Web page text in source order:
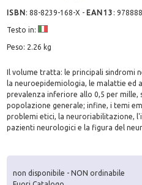
ISBN:88-8239-168-X - EAN13 :
Testo in:
Peso: 2.26 kg
Il volume tratta: le principali sindromi
la neuroepidemiologia, le malattie ed
prevalenza inferiore allo 0,5 per mille,
popolazione generale; infine, i temi
problemi etici, la neuroriabilitazione,
pazienti neurologici e la figura del
non disponibile - NON ordinabile